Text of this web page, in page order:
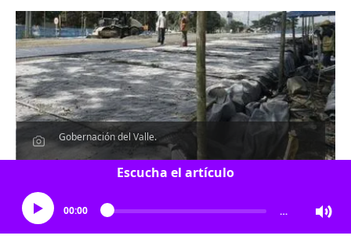
Gobernación del Valle.
Escucha el artículo
00:00 …